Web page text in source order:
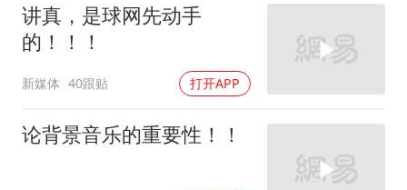
讲真，是球网先动手
的！！！
新媒体 40跟贴 打开APP
论背景音乐的重要性！！